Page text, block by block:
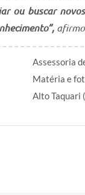
ou buscar
Assessoria
Matéria e
Alto Taquari